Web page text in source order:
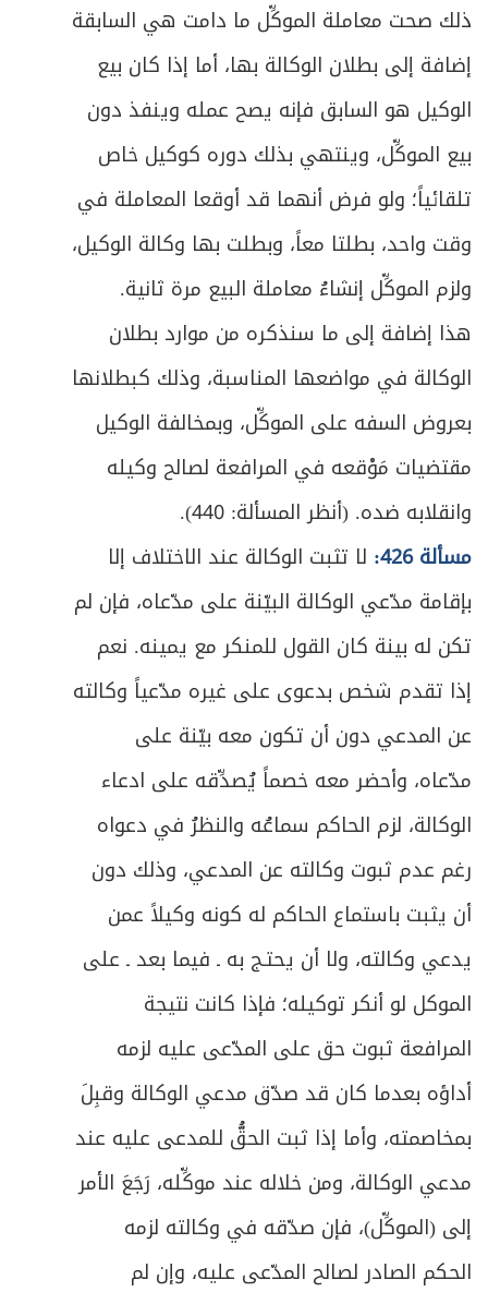
ذلك صحت معاملة الموكِّل ما دامت هي السابقة
إضافة إلى بطلان الوكالة بها، أما إذا كان بيع
الوكيل هو السابق فإنه يصح عمله وينفذ دون
بيع الموكِّل، وينتهي بذلك دوره كوكيل خاص
تلقائياً؛ ولو فرض أنهما قد أوقعا المعاملة في
وقت واحد، بطلتا معاً، وبطلت بها وكالة الوكيل،
ولزم الموكِّل إنشاءُ معاملة البيع مرة ثانية.
هذا إضافة إلى ما سنذكره من موارد بطلان
الوكالة في مواضعها المناسبة، وذلك كبطلانها
بعروض السفه على الموكِّل، وبمخالفة الوكيل
مقتضيات مَوْقعه في المرافعة لصالح وكيله
وانقلابه ضده. (أنظر المسألة: 440).
مسألة 426:
لا تثبت الوكالة عند الاختلاف إلا
بإقامة مدّعي الوكالة البيّنة على مدّعاه، فإن لم
تكن له بينة كان القول للمنكر مع يمينه. نعم
إذا تقدم شخص بدعوى على غيره مدّعياً وكالته
عن المدعي دون أن تكون معه بيّنة على
مدّعاه، وأحضر معه خصماً يُصدِّقه على ادعاء
الوكالة، لزم الحاكم سماعُه والنظرُ في دعواه
رغم عدم ثبوت وكالته عن المدعي، وذلك دون
أن يثبت باستماع الحاكم له كونه وكيلاً عمن
يدعي وكالته، ولا أن يحتـج به ـ فيما بعد ـ على
الموكل لو أنكر توكيله؛ فإذا كانت نتيجة
المرافعة ثبوت حق على المدّعى عليه لزمه
أداؤه بعدما كان قد صدّق مدعي الوكالة وقبِلَ
بمخاصمته، وأما إذا ثبت الحقُّ للمدعى عليه عند
مدعي الوكالة، ومن خلاله عند موكِّله، رَجَعَ الأمر
إلى (الموكِّل)، فإن صدّقه في وكالته لزمه
الحكم الصادر لصالح المدّعى عليه، وإن لم